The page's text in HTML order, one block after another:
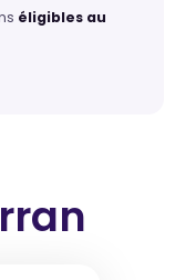
éligibles au